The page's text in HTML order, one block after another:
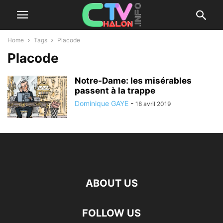
Home Tags Placode
Placode
Notre-Dame: les misérables
passent à la trappe
Dominique GAYE - 18 avril 2019
ABOUT US
FOLLOW US